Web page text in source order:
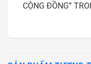
CỘNG ĐỒNG”